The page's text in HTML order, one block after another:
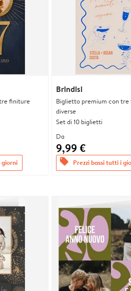
finiture
giorni
Brindisi
Biglietto premium con
diverse
Set di 10 biglietti
Da
9,99 €
offers Prezzi bassi tutti i